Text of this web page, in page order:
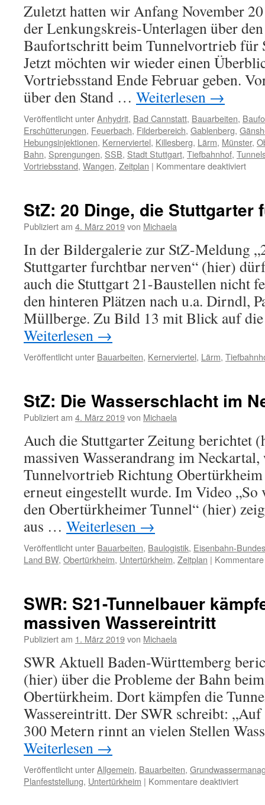
Zuletzt hatten wir Anfang November
der Lenkungskreis-Unterlagen über
Baufortschritt beim Tunnelvortrieb für
Jetzt möchten wir wieder einen
Vortriebsstand Ende Februar geben.
über den Stand … Weiterlesen →
Veröffentlicht unterAnhydrit, Bad Cannstatt, Bauarbeiten,
Erschütterungen, Feuerbach, Filderbereich, Gablenberg,
Hebungsinjektionen, Kernerviertel, Killesberg, Lärm, Münster,
Bahn, Sprengungen, SSB, Stadt Stuttgart, Tiefbahnhof,
Vortriebsstand, Wangen, Zeitplan | Kommentare deaktiviert
StZ: 20 Dinge, die Stuttgarter
Publiziert am 4. März 2019von Michaela
In der Bildergalerie zur StZ-Meldung
Stuttgarter furchtbar nerven“ (hier)
auch die Stuttgart 21-Baustellen nicht
den hinteren Plätzen nach u.a. Dirndl,
Müllberge. Zu Bild 13 mit Blick auf
Weiterlesen →
Veröffentlicht unter Bauarbeiten, Kernerviertel, Lärm,
StZ: Die Wasserschlacht im
Publiziert am 4. März 2019von Michaela
Auch die Stuttgarter Zeitung berichtet
massiven Wasserandrang im Neckartal,
Tunnelvortrieb Richtung Obertürkheim
erneut eingestellt wurde. Im Video
den Obertürkheimer Tunnel“ (hier)
aus … Weiterlesen →
Veröffentlicht unter Bauarbeiten, Baulogistik, Eisenbahn-
Land BW, Obertürkheim, Untertürkheim, Zeitplan |
SWR: S21-Tunnelbauer
massiven Wassereintritt
Publiziert am 1. März 2019von Michaela
SWR Aktuell Baden-Württemberg
(hier) über die Probleme der Bahn
Obertürkheim. Dort kämpfen die
Wassereintritt. Der SWR schreibt:
300 Metern rinnt an vielen Stellen
Weiterlesen →
Veröffentlicht unterAllgemein, Bauarbeiten,
Planfeststellung, Untertürkheim | Kommentare deaktiviert